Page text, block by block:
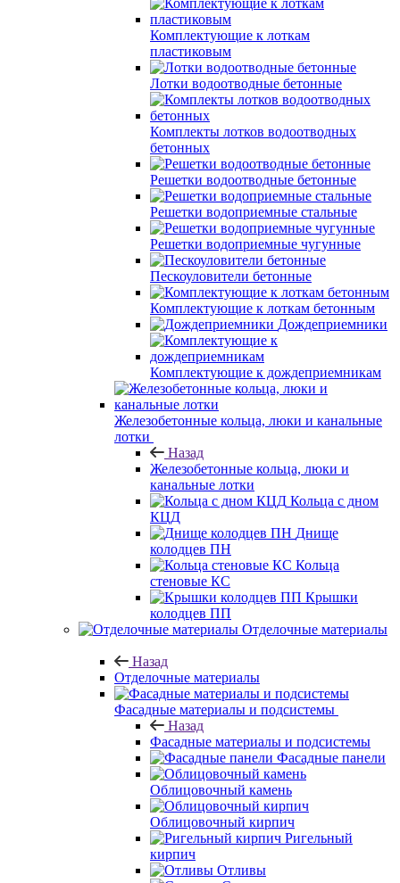
Комплектующие к лоткам
пластиковым
Лотки водоотводные бетонные
Комплекты лотков водоотводных
бетонных
Решетки водоотводные бетонные
Решетки водоприемные стальные
Решетки водоприемные чугунные
Пескоуловители бетонные
Комплектующие к лоткам бетонным
Дождеприемники
Комплектующие к дождеприемникам
Железобетонные кольца, люки и канальные
лотки
Назад
Железобетонные кольца, люки и
канальные лотки
Кольца с дном
КЦД
Днище
колодцев ПН
Кольца
стеновые КС
Крышки
колодцев ПП
Отделочные материалы
Назад
Отделочные материалы
Фасадные материалы и подсистемы
Назад
Фасадные материалы и подсистемы
Фасадные панели
Облицовочный камень
Облицовочный кирпич
Ригельный
кирпич
Отливы